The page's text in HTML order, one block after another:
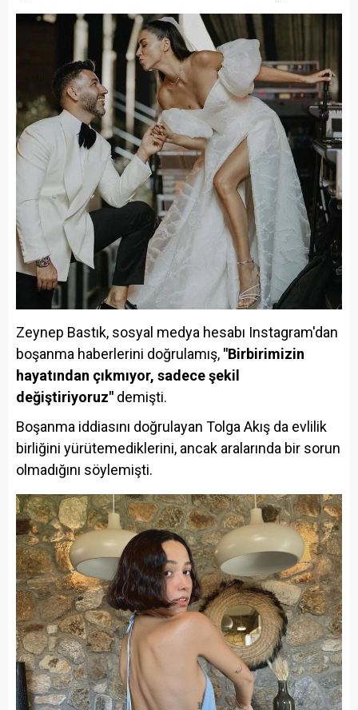
Zeynep Bastık, sosyal medya hesabı Instagram'dan
boşanma haberlerini doğrulamış, "Birbirimizin
hayatından çıkmıyor, sadece şekil
değiştiriyoruz" demişti.
Boşanma iddiasını doğrulayan Tolga Akış da evlilik
birliğini yürütemediklerini, ancak aralarında bir sorun
olmadığını söylemişti.